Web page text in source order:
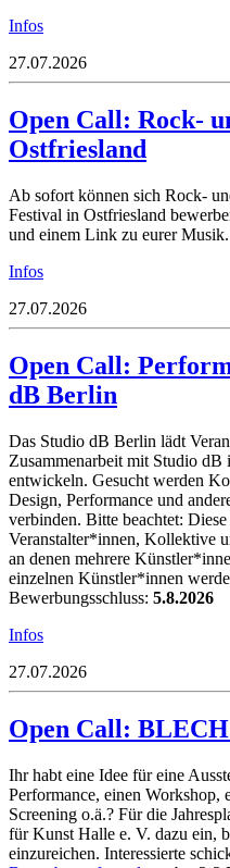
Infos
27.07.2026
Open Call: Rock-
Ostfriesland
Ab sofort können sich Rock-
Festival in Ostfriesland
und einem Link zu eurer
Infos
27.07.2026
Open Call:
dB Berlin
Das Studio dB Berlin lädt
Zusammenarbeit mit Studio dB
entwickeln. Gesucht werden
Design, Performance und
verbinden. Bitte beachtet:
Veranstalter*innen, Kollektive
an denen mehrere
einzelnen Künstler*innen
Bewerbungsschluss: 5.8.2026
Infos
27.07.2026
Open Call:
Ihr habt eine Idee für eine
Performance, einen Workshop,
Screening o.ä.? Für die
für Kunst Halle e. V. dazu ein,
einzureichen. Interessierte